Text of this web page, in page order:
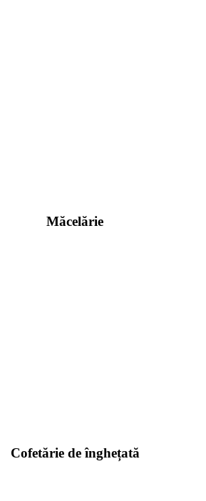
Măcelărie
Cofetărie de înghețată